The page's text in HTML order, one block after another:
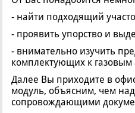
- найти подходящий
- проявить упорство и
- внимательно изучить
комплектующих к
Далее Вы приходите в
модуль, объясним, чем
сопровождающими